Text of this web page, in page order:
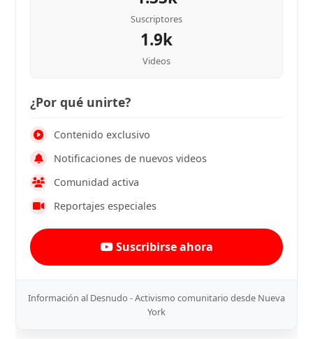
Suscriptores
1.9k
Videos
¿Por qué unirte?
Contenido exclusivo
Notificaciones de nuevos videos
Comunidad activa
Reportajes especiales
Suscribirse ahora
Información al Desnudo - Activismo comunitario desde Nueva
York